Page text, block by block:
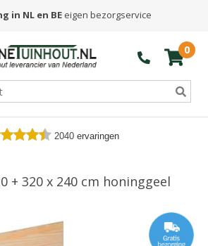
in NL en BE eigen bezorgservice
0
2040 ervaringen
+ 320 x 240 cm honinggeel